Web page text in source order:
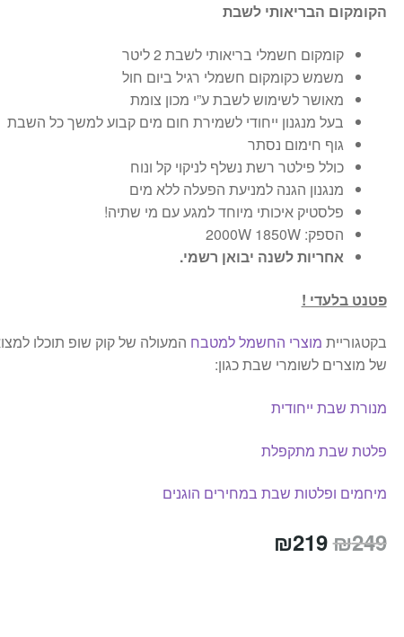
הקומקום הבריאותי לשבת
קומקום חשמלי בריאותי לשבת 2 ליטר
משמש כקומקום חשמלי רגיל ביום חול
מאושר לשימוש לשבת ע”י מכון צומת
בעל מנגנון ייחודי לשמירת חום מים קבוע למשך כל השבת
גוף חימום נסתר
כולל פילטר רשת נשלף לניקוי קל ונוח
מנגנון הגנה למניעת הפעלה ללא מים
פלסטיק איכותי מיוחד למגע עם מי שתיה!
הספק: 2000W 1850W
אחריות לשנה יבואן רשמי.
פטנט בלעדי !
בקטגוריית מוצרי החשמל למטבח המעולה של קוק שופ תוכלו
של מוצרים לשומרי שבת כגון:
מנורת שבת ייחודית
פלטת שבת מתקפלת
מיחמים ופלטות שבת במחירים הוגנים
₪249
המחיר
₪219